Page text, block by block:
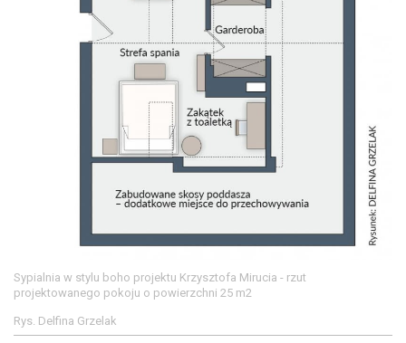
Sypialnia w stylu boho projektu Krzysztofa Mirucia - rzut
projektowanego pokoju o powierzchni 25 m2
Rys. Delfina Grzelak